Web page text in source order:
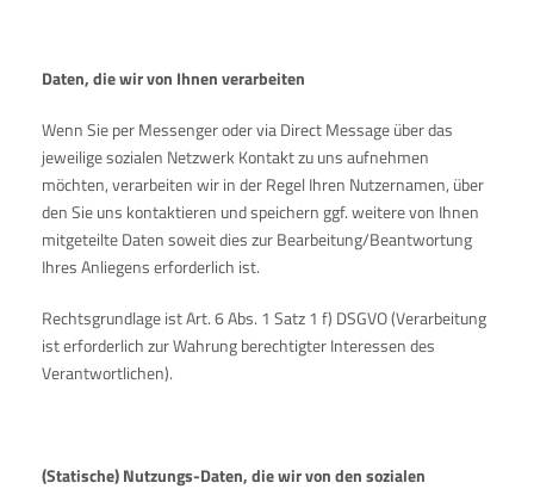
Daten, die wir von Ihnen verarbeiten
Wenn Sie per Messenger oder via Direct Message über das
jeweilige sozialen Netzwerk Kontakt zu uns aufnehmen
möchten, verarbeiten wir in der Regel Ihren Nutzernamen, über
den Sie uns kontaktieren und speichern ggf. weitere von Ihnen
mitgeteilte Daten soweit dies zur Bearbeitung/Beantwortung
Ihres Anliegens erforderlich ist.
Rechtsgrundlage ist Art. 6 Abs. 1 Satz 1 f) DSGVO (Verarbeitung
ist erforderlich zur Wahrung berechtigter Interessen des
Verantwortlichen).
(Statische) Nutzungs-Daten, die wir von den sozialen